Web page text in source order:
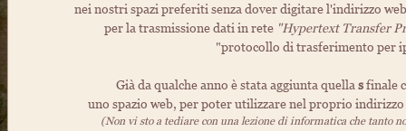
nei nostri spazi preferiti senza dover digitare l'indirizzo
per la trasmissione dati in rete "Hypertext Transfer
"protocollo di trasferimento per
Già da qualche anno è stata aggiunta quella sfinale
uno spazio web, per poter utilizzare nel proprio
(Non vi sto a tediare con una lezione di informatica che tanto